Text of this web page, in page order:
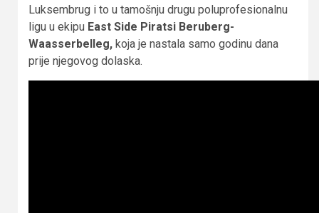
Luksembrug i to u tamošnju drugu poluprofesionalnu
ligu u ekipu East Side Piratsi Beruberg-
Waasserbelleg, koja je nastala samo godinu dana
prije njegovog dolaska.